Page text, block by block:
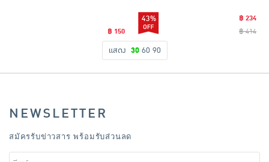
฿ 150
43%
฿ 234
฿ 414
แสดง 30 60 90
NEWSLETTER
สมัครรับข่าวสาร พร้อมรับส่วนลด